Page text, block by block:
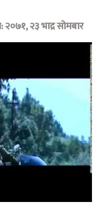
२०७१, २३ भाद्र सोमबार